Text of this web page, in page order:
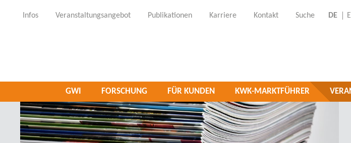
Infos Veranstaltungsangebot Publikationen Karriere Kontakt Suche DE
GWI FORSCHUNG FÜR KUNDEN KWK-MARKTFÜHRER